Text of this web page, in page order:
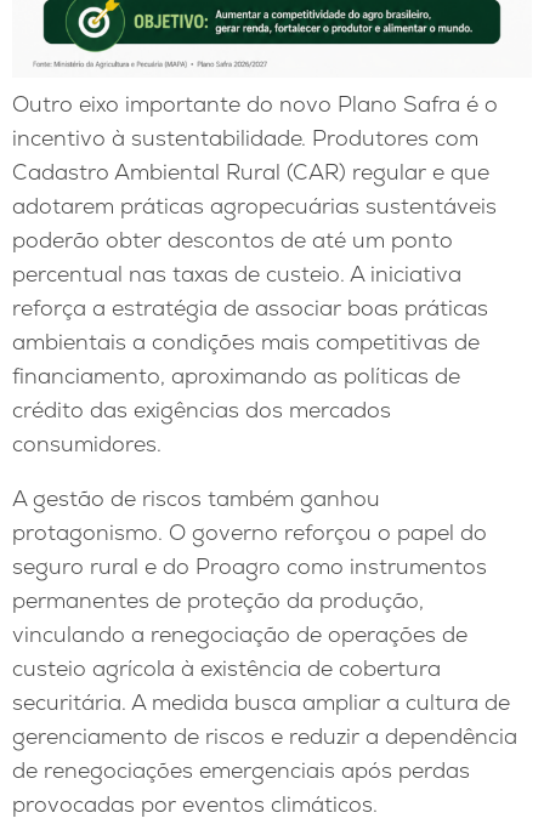
Outro eixo importante do novo Plano Safra é o
incentivo à sustentabilidade. Produtores com
Cadastro Ambiental Rural (CAR) regular e que
adotarem práticas agropecuárias sustentáveis
poderão obter descontos de até um ponto
percentual nas taxas de custeio. A iniciativa
reforça a estratégia de associar boas práticas
ambientais a condições mais competitivas de
financiamento, aproximando as políticas de
crédito das exigências dos mercados
consumidores.
A gestão de riscos também ganhou
protagonismo. O governo reforçou o papel do
seguro rural e do Proagro como instrumentos
permanentes de proteção da produção,
vinculando a renegociação de operações de
custeio agrícola à existência de cobertura
securitária. A medida busca ampliar a cultura de
gerenciamento de riscos e reduzir a dependência
de renegociações emergenciais após perdas
provocadas por eventos climáticos.